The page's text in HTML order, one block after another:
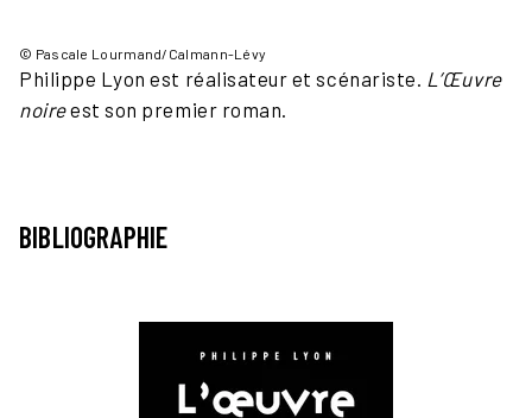
Philippe Lyon est réalisateur et scénariste. L’Œuvre
noireest son premier roman.
© Pascale Lourmand/Calmann-Lévy
BIBLIOGRAPHIE